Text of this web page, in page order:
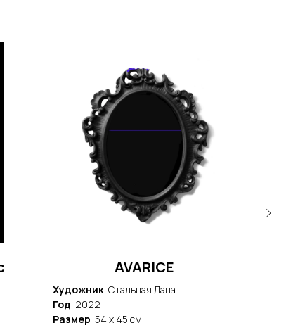
AVARICE
Художник: Стальная Лана
Год: 2022
Размер: 54 x 45 cм